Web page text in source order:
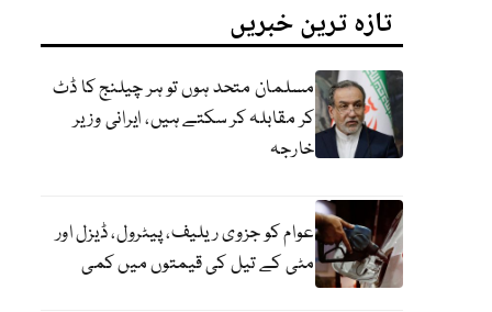
تازہ ترین خبریں
مسلمان متحد ہوں تو ہر چیلنج کا ڈٹ
کر مقابلہ کر سکتے ہیں، ایرانی وزیر
خارجہ
عوام کو جزوی ریلیف، پیٹرول، ڈیزل اور
مٹی کے تیل کی قیمتوں میں کمی